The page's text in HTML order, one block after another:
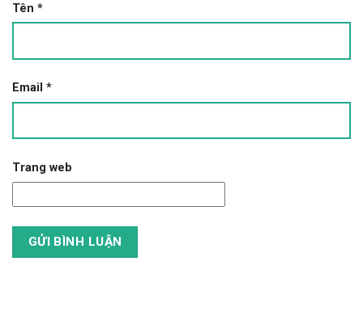
Tên *
Email *
Trang web